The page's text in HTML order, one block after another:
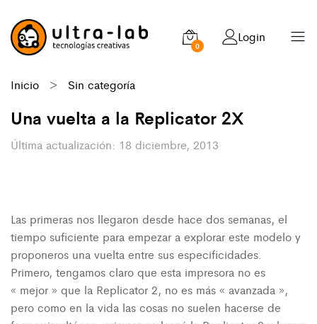
0
Login
Inicio > Sin categoría
Una vuelta a la Replicator 2X
18 diciembre, 2013
Las primeras nos llegaron desde hace dos semanas, el
tiempo suficiente para empezar a explorar este modelo y
proponeros una vuelta entre sus especificidades.
Primero, tengamos claro que esta impresora no es
« mejor » que la Replicator 2, no es más « avanzada »,
pero como en la vida las cosas no suelen hacerse de